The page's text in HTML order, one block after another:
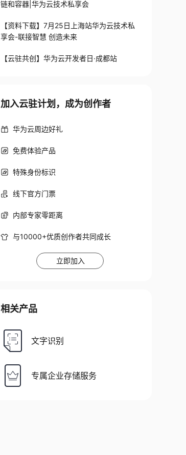
链和容器|华为云技术私享会
【资料下载】7月25日上海站华为云技术私
享会-联接智慧 创造未来
【云驻共创】华为云开发者日·成都站
加入云驻计划，成为创作者
华为云周边好礼
免费体验产品
特殊身份标识
线下官方门票
内部专家零距离
与10000+优质创作者共同成长
立即加入
相关产品
文字识别
专属企业存储服务